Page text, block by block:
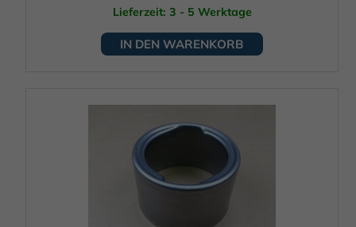
Lieferzeit: 3 - 5 Werktage
IN DEN WARENKORB